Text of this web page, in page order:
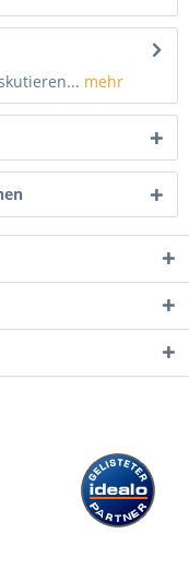
mehr